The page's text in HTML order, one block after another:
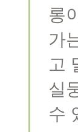
롱
가
고
실
수